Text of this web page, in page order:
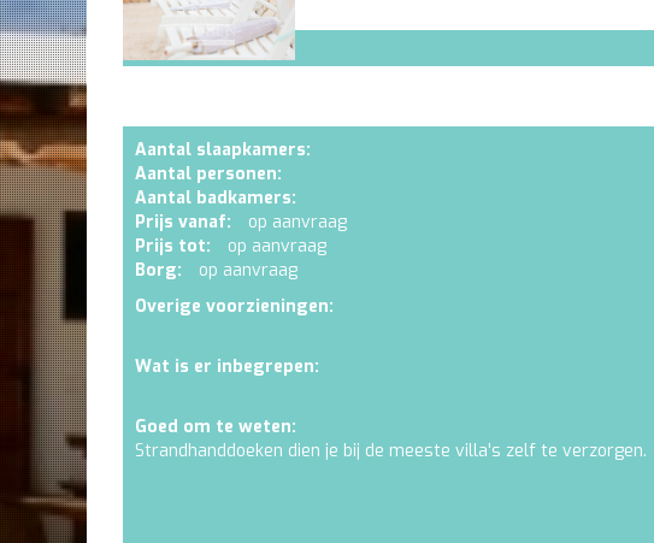
Aantal slaapkamers:
Aantal personen:
Aantal badkamers:
Prijs vanaf:
op aanvraag
Prijs tot:
op aanvraag
Borg:
op aanvraag
Overige voorzieningen:
Wat is er inbegrepen:
Goed om te weten:
Strandhanddoeken dien je bij de meeste villa's zelf te verzorgen.